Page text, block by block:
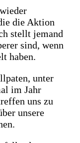
die Aktion
stellt jemand
sind, wenn
haben.
unter
im Jahr
uns zu
unsere